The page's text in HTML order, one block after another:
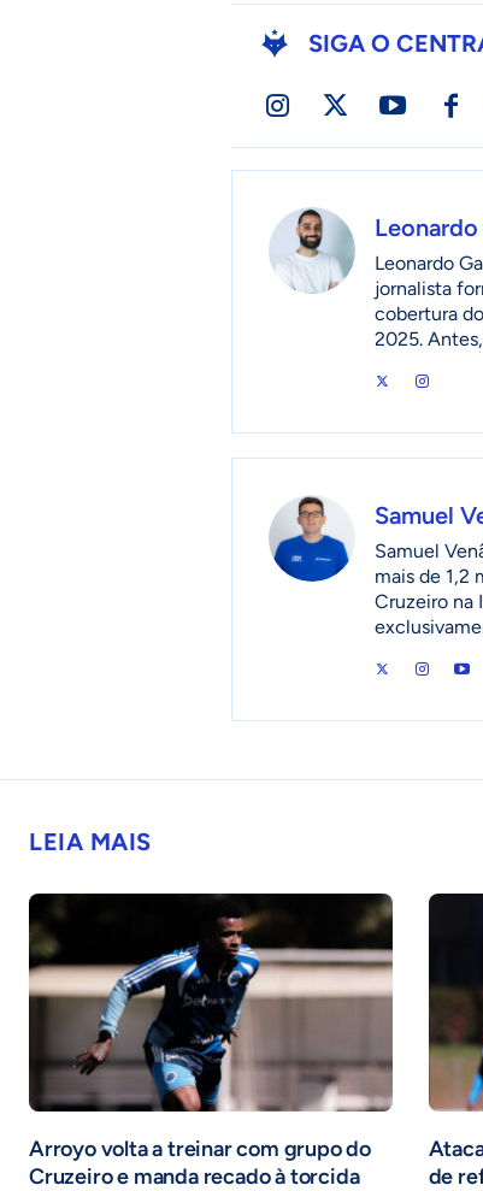
SIGA O
Leonardo
jornalista
cobertura
2025.
Samuel
Samuel
mais de 1,2
Cruzeiro na
LEIA MAIS
Arroyo volta a treinar com grupo do
Cruzeiro e manda recado à torcida
de